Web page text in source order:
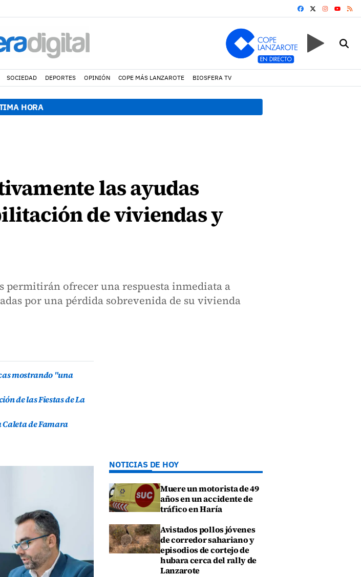
FACEBOOK
YOUTUBE
SOCIEDAD DEPORTES OPINIÓN COPE MÁS LANZAROTE BIOSFERA TV
HORA
las ayudas
de viviendas y
permitirán ofrecer una respuesta inmediata a
por una pérdida sobrevenida de su vivienda
mostrando "una
de las Fiestas de La
Caleta de Famara
NOTICIAS DE HOY
Muere un motorista de 49
años en un accidente de
tráfico en Haría
Avistados pollos jóvenes
de corredor sahariano y
episodios de cortejo de
hubara cerca del rally de
Lanzarote